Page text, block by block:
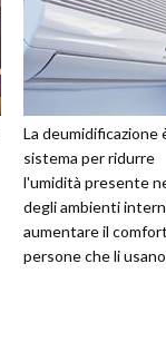
La deumidificazione
sistema per ridurre
l'umidità presente
degli ambienti
aumentare il
persone che li